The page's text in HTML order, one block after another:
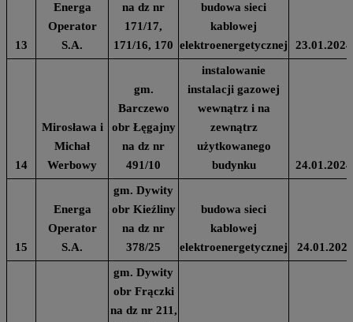
13
Energa
Operator
S.A.
na dz nr
171/17,
171/16, 170
budowa sieci
kablowej
elektroenergetycznej
23.01.2024
14
Mirosława i
Michał
Werbowy
gm.
Barczewo
obr Łęgajny
na dz nr
491/10
instalowanie
instalacji gazowej
wewnątrz i na
zewnątrz
użytkowanego
budynku
24.01.2024
15
Energa
Operator
S.A.
gm. Dywity
obr Kieźliny
na dz nr
378/25
budowa sieci
kablowej
elektroenergetycznej
24.01.2024
gm. Dywity
obr Frączki
na dz nr 211,